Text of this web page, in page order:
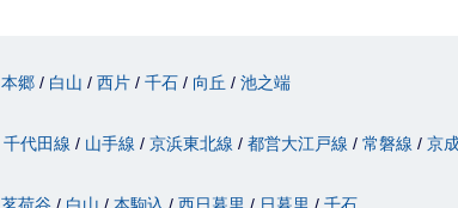
本郷 白山 西片 千石 向丘 池之端
千代田線 山手線 京浜東北線 都営大江戸線 常磐線 京